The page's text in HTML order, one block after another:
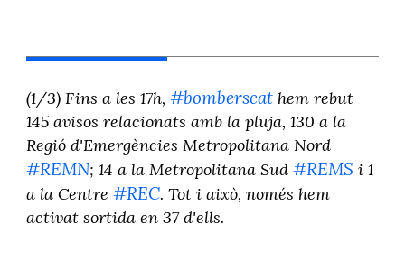
(1/3) Fins a les 17h, #bomberscathem rebut
145 avisos relacionats amb la pluja, 130 a la
Regió d'Emergències Metropolitana Nord
#REMN; 14 a la Metropolitana Sud #REMS i 1
a la Centre #REC. Tot i això, només hem
activat sortida en 37 d'ells.